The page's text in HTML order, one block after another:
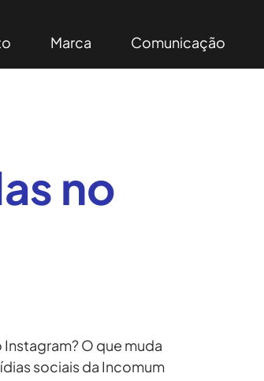
Marca Comunicação
no
O que muda
sociais da Incomum